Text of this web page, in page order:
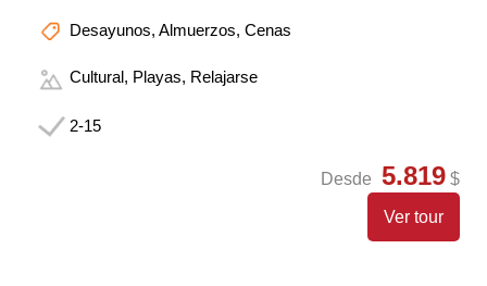
Desayunos, Almuerzos, Cenas
Cultural, Playas, Relajarse
2-15
Desde 5.819 $
Ver tour